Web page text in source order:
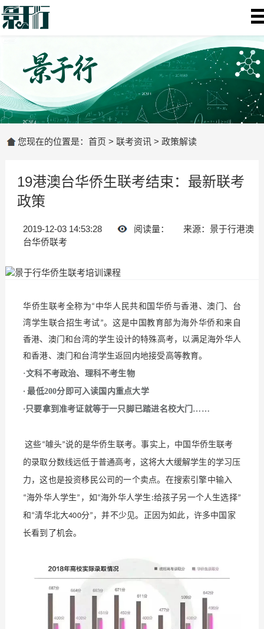
您现在的位置是： 首页 > 联考资讯 > 政策解读
19港澳台华侨生联考结束：最新联考
政策
2019-12-03 14:53:28 阅读量：
来源：景于行港澳
台华侨联考
华侨生联考全称为“中华人民共和国华侨与香港、澳门、台
湾学生联合招生考试”。这是中国教育部为海外华侨和来自
香港、澳门和台湾的学生设计的特殊高考，以满足海外华人
和香港、澳门和台湾学生返回内地接受高等教育。
·文科不考政治、理科不考生物
·最低200分即可入读国内重点大学
·只要拿到准考证就等于一只脚已踏进名校大门 ……
这些“噱头”说的是华侨生联考。事实上，中国华侨生联考
的录取分数线远低于普通高考，这将大大缓解学生的学习压
力，这也是投资移民公司的一个卖点。在搜索引擎中输入
“海外华人学生”，如“海外华人学生:给孩子另一个人生选择”
和“清华北大400分”，并不少见。正因为如此，许多中国家
长看到了机会。